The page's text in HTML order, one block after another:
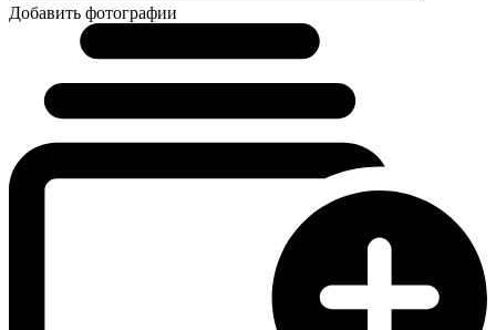
Добавить фотографии